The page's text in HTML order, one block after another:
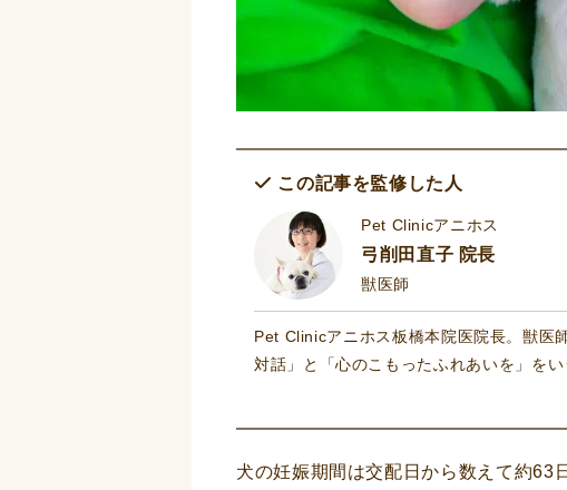
この記事を監修した人
Pet Clinicアニホス
弓削田直子 院長
獣医師
Pet Clinicアニホス板橋本院医院長。獣医
対話」と「心のこもったふれあいを」をい
犬の妊娠期間は交配日から数えて約63